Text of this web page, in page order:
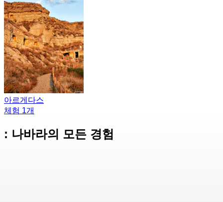
아르게다스
체험 1개
: 나바라의 모든 경험